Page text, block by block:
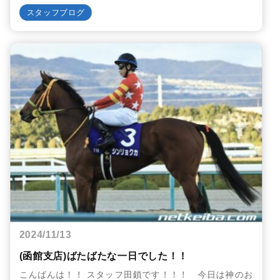
スタッフブログ
2024/11/13
(函館支店)ばたばたな一日でした！！
こんばんは！！ スタッフ田鎖です！！！ 今日は神のお